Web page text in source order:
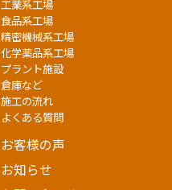
工業系工場
食品系工場
精密機械系工場
化学薬品系工場
プラント施設
倉庫など
施工の流れ
よくある質問
お客様の声
お知らせ